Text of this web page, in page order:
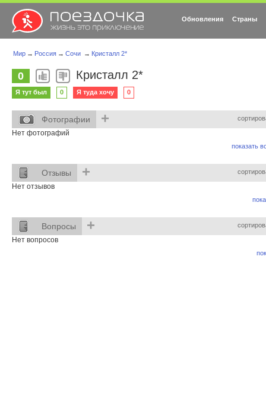
Обновления Страны
Мир → Россия → Сочи → Кристалл 2*
0 Кристалл 2*
Я тут был 0 Я туда хочу 0
Фотографии +
Нет фотографий
показать
Отзывы +
Нет отзывов
Вопросы +
Нет вопросов